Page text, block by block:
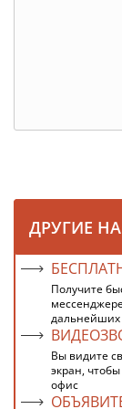
ДРУГИЕ
Получите
дальнейших
Вы видите
экран,
офис